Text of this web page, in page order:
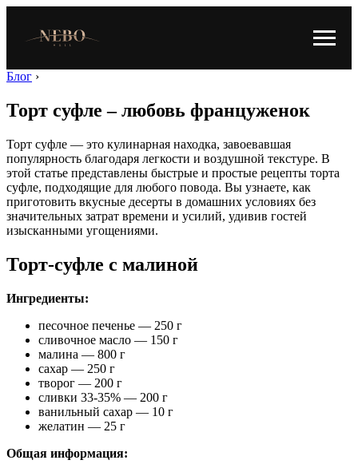
Блог ›
Торт суфле – любовь француженок
Торт суфле — это кулинарная находка, завоевавшая
популярность благодаря легкости и воздушной текстуре. В
этой статье представлены быстрые и простые рецепты торта
суфле, подходящие для любого повода. Вы узнаете, как
приготовить вкусные десерты в домашних условиях без
значительных затрат времени и усилий, удивив гостей
изысканными угощениями.
Торт-суфле с малиной
Ингредиенты:
песочное печенье — 250 г
сливочное масло — 150 г
малина — 800 г
сахар — 250 г
творог — 200 г
сливки 33-35% — 200 г
ванильный сахар — 10 г
желатин — 25 г
Общая информация: